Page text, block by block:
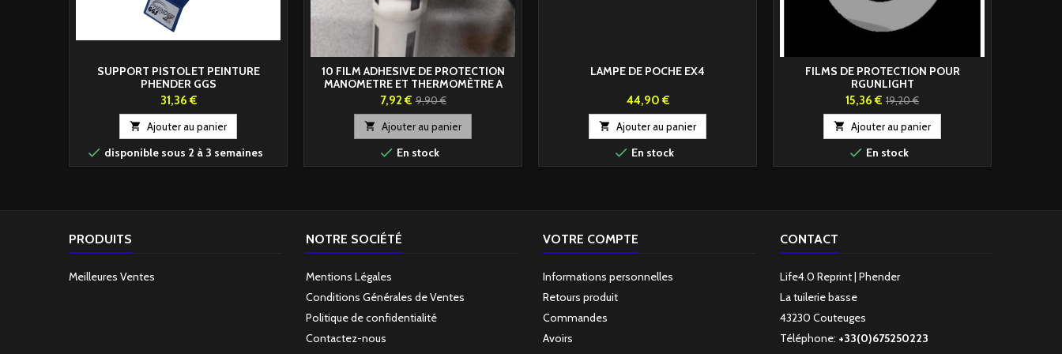
SUPPORT PISTOLET PEINTURE
PHENDER GGS
Prix
31,36 €
 Ajouter au panier
 disponible sous 2 à 3 semaines
10 FILM ADHESIVE DE PROTECTION
MANOMETRE ET THERMOMÈTRE A
CADRAN
Prix
7,92 € Prix
base
9,90 €
 Ajouter au panier
 En stock
LAMPE DE POCHE EX4
Prix
44,90 €
 Ajouter au panier
 En stock
FILMS DE PROTECTION POUR
RGUNLIGHT
Prix
15,36 € Prix
base
19,20 €
 Ajouter au panier
 En stock
PRODUITS
Meilleures Ventes
NOTRE SOCIÉTÉ
Mentions Légales
Conditions Générales de Ventes
Politique de confidentialité
Contactez-nous
VOTRE COMPTE
Informations personnelles
Retours produit
Commandes
Avoirs
CONTACT
Life4.0 Reprint | Phender
La tuilerie basse
43230 Couteuges
Téléphone: +33(0)675250223